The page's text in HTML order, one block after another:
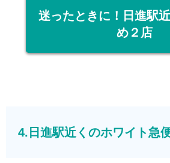
迷ったときに！日進駅
め２店
4.日進駅近くのホワイト急